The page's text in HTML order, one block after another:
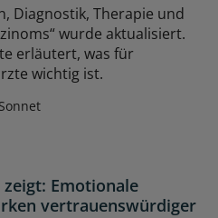
Diagnostik, Therapie und
wurde aktualisiert.
erläutert, was für
wichtig ist.
zeigt: Emotionale
vertrauenswürdiger